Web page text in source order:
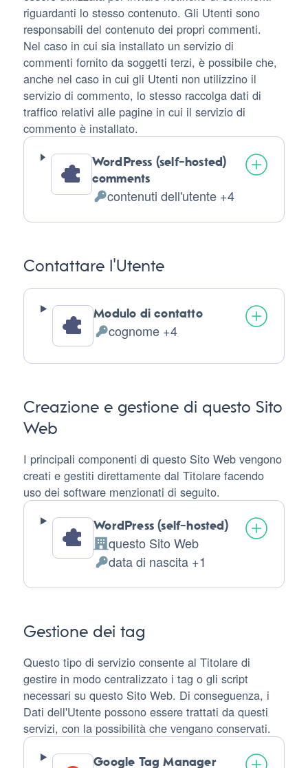
riguardanti lo stesso contenuto. Gli Utenti sono
responsabili del contenuto dei propri commenti.
Nel caso in cui sia installato un servizio di
commenti fornito da soggetti terzi, è possibile che,
anche nel caso in cui gli Utenti non utilizzino il
servizio di commento, lo stesso raccolga dati di
traffico relativi alle pagine in cui il servizio di
commento è installato.
WordPress (self-hosted)
comments
Dati
Personali
contenuti dell'utente +4
Contattare l'Utente
Modulo di contatto
Daticognome +4
Creazione e gestione di questo Sito
Web
I principali componenti di questo Sito Web vengono
creati e gestiti direttamente dal Titolare facendo
uso dei software menzionati di seguito.
WordPress (self-hosted)
Azienda:
questo Sito Web
Dati
Personali
data di nascita +1
Gestione dei tag
Questo tipo di servizio consente al Titolare di
gestire in modo centralizzato i tag o gli script
necessari su questo Sito Web. Di conseguenza, i
Dati dell'Utente possono essere trattati da questi
servizi, con la possibilità che vengano conservati.
Google Tag Manager